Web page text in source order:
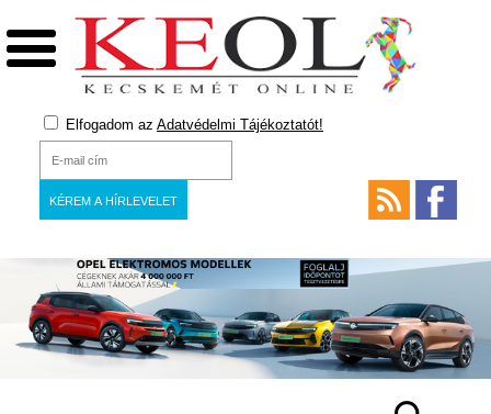
Elfogadom az Adatvédelmi Tájékoztatót!